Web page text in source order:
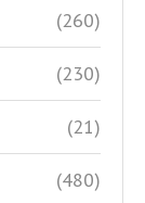
(260)
(230)
(21)
(480)